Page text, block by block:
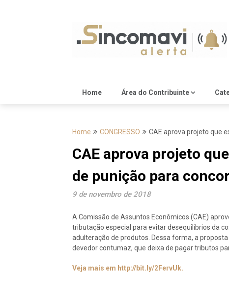
Home Área do Contribuinte
Home CONGRESSO CAE aprova projeto que
CAE aprova projeto
de punição para
9 de novembro de 2018
A Comissão de Assuntos Econômicos (CAE)
tributação especial para evitar desequilíbrios da
adulteração de produtos. Dessa forma, a
devedor contumaz, que deixa de pagar tributos
Veja mais em http://bit.ly/2FervUk.